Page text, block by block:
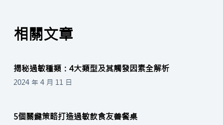
相關文章
揭秘過敏種類：4大類型及其觸發因素全解析
2024 年 4 月 11 日
5個關鍵策略打造過敏飲食友善餐桌